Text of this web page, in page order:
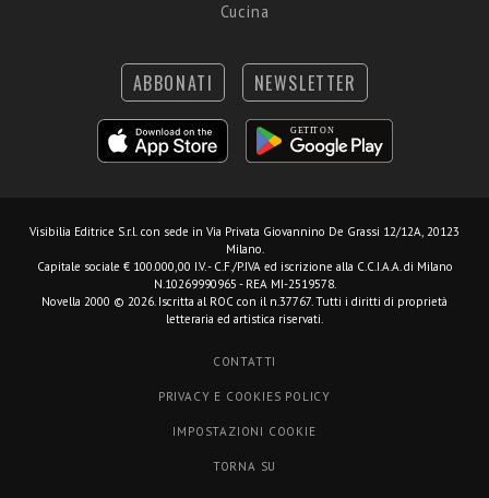
Cucina
ABBONATI NEWSLETTER
Visibilia Editrice S.r.l. con sede in Via Privata Giovannino De Grassi 12/12A, 20123
Milano.
Capitale sociale € 100.000,00 I.V. - C.F./P.IVA ed iscrizione alla C.C.I.A.A. di Milano
N.10269990965 - REA MI-2519578.
Novella 2000 © 2026. Iscritta al ROC con il n.37767. Tutti i diritti di proprietà
letteraria ed artistica riservati.
CONTATTI
PRIVACY E COOKIES POLICY
IMPOSTAZIONI COOKIE
TORNA SU